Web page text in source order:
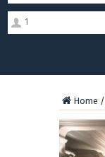
1
Home /